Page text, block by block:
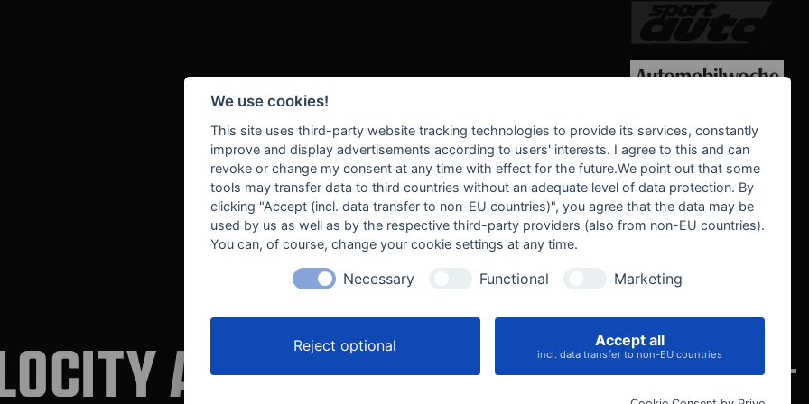
WE SUPPORT
AUTOMOTIVE
We use cookies!
This site uses third-party website tracking technologies to provide its services, constantly
improve and display advertisements according to users' interests. I agree to this and can
revoke or change my consent at any time with effect for the future.We point out that some
tools may transfer data to third countries without an adequate level of data protection. By
clicking "Accept (incl. data transfer to non-EU countries)", you agree that the data may be
used by us as well as by the respective third-party providers (also from non-EU countries).
You can, of course, change your cookie settings at any time.
Necessary Functional Marketing
Reject optional Accept all
incl. data transfer to non-EU countries